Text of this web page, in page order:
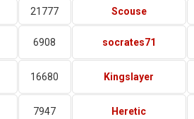
21777 Scouse
6908 socrates71
16680 Kingslayer
7947 Heretic